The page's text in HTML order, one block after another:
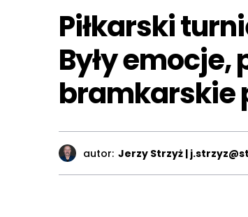
Piłkarski
Były
bramkarskie
autor: Jerzy Strzyż |